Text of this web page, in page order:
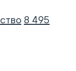
8 495